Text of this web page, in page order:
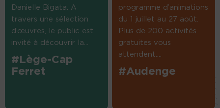
Danielle Bigata. A
travers une sélection
d’œuvres, le public est
invité à découvrir la...
#Lège-Cap
Ferret
programme d’animations
du 1 juillet au 27 août.
Plus de 200 activités
gratuites vous
attendent....
#Audenge